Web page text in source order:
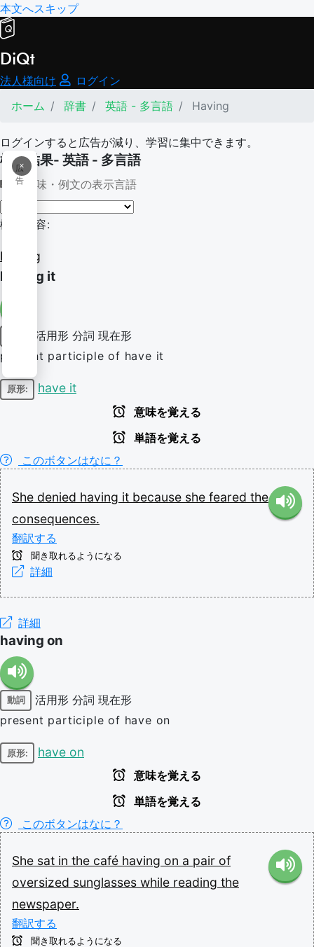
本文へスキップ
DiQt
法人様向け
ログイン
ホーム
辞書 英語 - 多言語 Having
ログインすると広告が減り、学習に集中できます。
×
広
告
検索結果- 英語 - 多言語
意味・例文の表示言語
検索内容:
Having
having it
活用形 分詞 現在形
present participle of have it
原形: have it
意味を覚える
単語を覚える
このボタンはなに？
She denied having it because she feared the
consequences.
翻訳する
聞き取れるようになる
詳細
詳細
having on
動詞 活用形 分詞 現在形
present participle of have on
原形: have on
意味を覚える
単語を覚える
このボタンはなに？
She sat in the café having on a pair of
oversized sunglasses while reading the
newspaper.
翻訳する
聞き取れるようになる